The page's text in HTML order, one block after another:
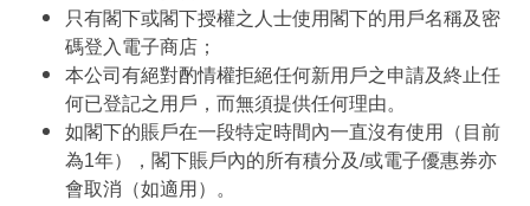
只有閣下或閣下授權之人士使用閣下的用戶名稱及密
碼登入電子商店；
本公司有絕對酌情權拒絕任何新用戶之申請及終止任
何已登記之用戶，而無須提供任何理由。
如閣下的賬戶在一段特定時間內一直沒有使用（目前
為1年），閣下賬戶內的所有積分及/或電子優惠券亦
會取消（如適用）。